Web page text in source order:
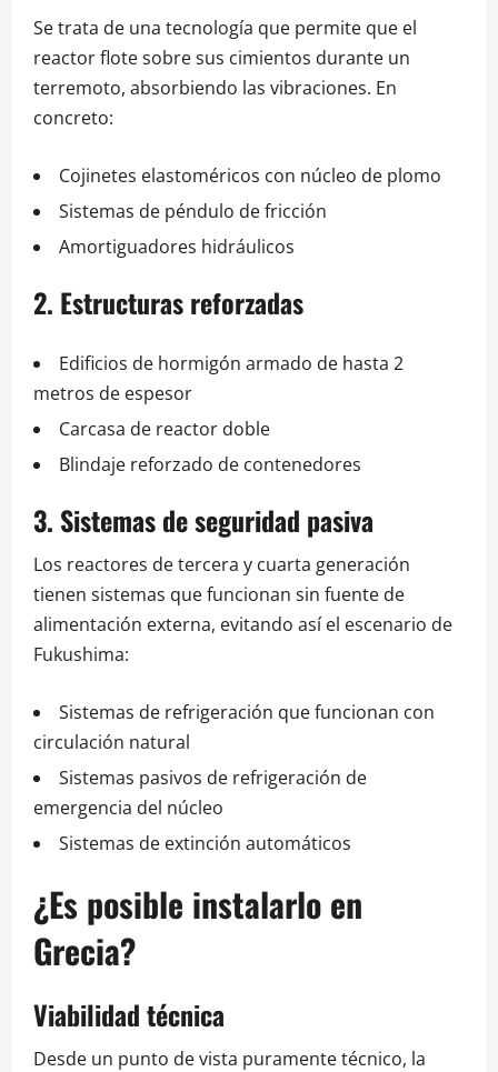
Se trata de una tecnología que permite que el
reactor flote sobre sus cimientos durante un
terremoto, absorbiendo las vibraciones. En
concreto:
Cojinetes elastoméricos con núcleo de plomo
Sistemas de péndulo de fricción
Amortiguadores hidráulicos
2. Estructuras reforzadas
Edificios de hormigón armado de hasta 2
metros de espesor
Carcasa de reactor doble
Blindaje reforzado de contenedores
3. Sistemas de seguridad pasiva
Los reactores de tercera y cuarta generación
tienen sistemas que funcionan sin fuente de
alimentación externa, evitando así el escenario de
Fukushima:
Sistemas de refrigeración que funcionan con
circulación natural
Sistemas pasivos de refrigeración de
emergencia del núcleo
Sistemas de extinción automáticos
¿Es posible instalarlo en
Grecia?
Viabilidad técnica
Desde un punto de vista puramente técnico, la